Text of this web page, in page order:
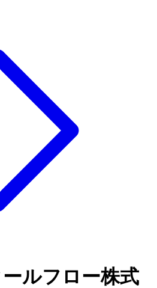
ルフロー株式